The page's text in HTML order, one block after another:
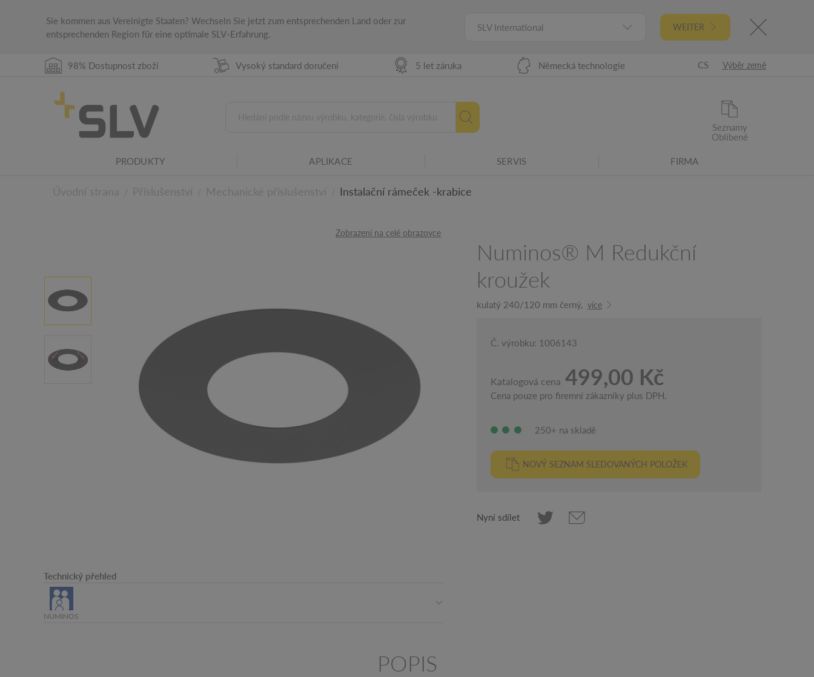
Sie kommen aus Vereinigte Staaten? Wechseln Sie jetzt zum entsprechenden Land oder zur
entsprechenden Region für eine optimale SLV-Erfahrung.
SLV International WEITER
98% Dostupnost zboží Vysoký standard doručení 5 let záruka Německá technologie CS Výběr země
Seznamy
Oblíbené
PRODUKTY APLIKACE SERVIS FIRMA
Instalační rámeček -krabice
Zobrazení na celé obrazovce
Technický přehled
NUMINOS
Rodina svítidel
Numinos® M Redukční
kroužek
kulatý 240/120 mm černý, více
Č. výrobku: 1006143
Katalogová cena 499,00 Kč
Cena pouze pro firemní zákazníky plus DPH.
250+ na skladě
NOVÝ SEZNAM SLEDOVANÝCH POLOŽEK
Nyní sdílet
POPIS